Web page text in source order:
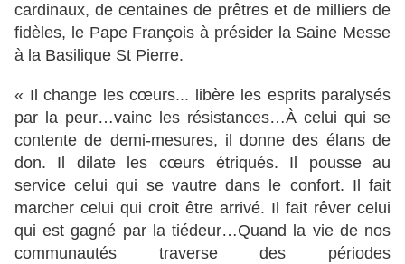
cardinaux, de centaines de prêtres et de milliers de
fidèles, le Pape François à présider la Saine Messe
à la Basilique St Pierre.
« Il change les cœurs... libère les esprits paralysés
par la peur…vainc les résistances…À celui qui se
contente de demi-mesures, il donne des élans de
don. Il dilate les cœurs étriqués. Il pousse au
service celui qui se vautre dans le confort. Il fait
marcher celui qui croit être arrivé. Il fait rêver celui
qui est gagné par la tiédeur…Quand la vie de nos
communautés traverse des périodes